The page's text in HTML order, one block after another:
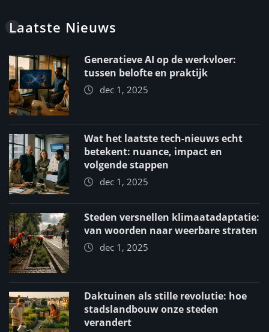
Laatste Nieuws
Generatieve AI op de werkvloer:
tussen belofte en praktijk
dec 1, 2025
Wat het laatste tech-nieuws echt
betekent: nuance, impact en
volgende stappen
dec 1, 2025
Steden versnellen klimaatadaptatie:
van woorden naar weerbare straten
dec 1, 2025
Daktuinen als stille revolutie: hoe
stadslandbouw onze steden
verandert